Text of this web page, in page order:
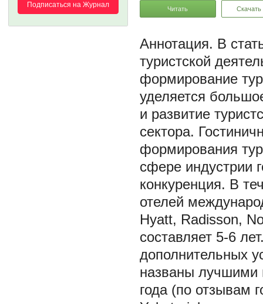
Подписаться на Журнал Читать Скачать
В
туристской
формирование
уделяется
и развитие
сектора.
формирования
сфере индустрии
конкуренция. В
отелей
Hyatt, Radisson,
составляет 5-6
дополнительных
названы лучшими
года (по отзывам